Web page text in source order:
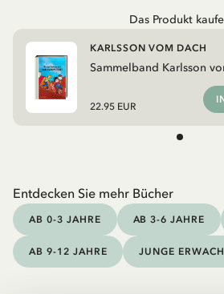
Das Produkt
Sammelband Karlsson
KARLSSON VOM DACH
22.95 EUR
Entdecken Sie mehr Bücher
AB 0-3 JAHRE AB 3-6 JAHRE
AB 9-12 JAHRE JUNGE